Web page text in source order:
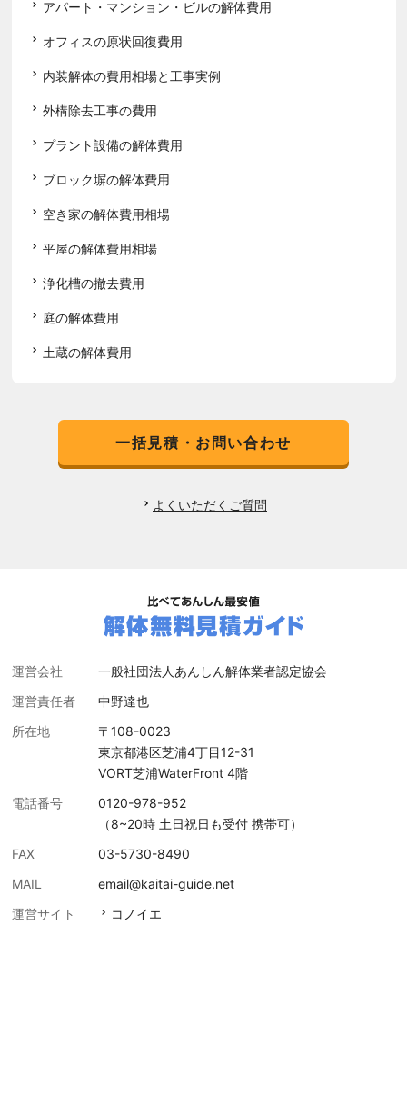
アパート・マンション・ビルの解体費用
オフィスの原状回復費用
内装解体の費用相場と工事実例
外構除去工事の費用
プラント設備の解体費用
ブロック塀の解体費用
空き家の解体費用相場
平屋の解体費用相場
浄化槽の撤去費用
庭の解体費用
土蔵の解体費用
一括見積・お問い合わせ
よくいただくご質問
運営会社
一般社団法人あんしん解体業者認定協会
運営責任者
中野達也
所在地
〒108-0023
東京都港区芝浦4丁目12-31
VORT芝浦WaterFront 4階
電話番号
0120-978-952
（8~20時 土日祝日も受付 携帯可）
FAX
03-5730-8490
MAIL
email@kaitai-guide.net
運営サイト
コノイエ